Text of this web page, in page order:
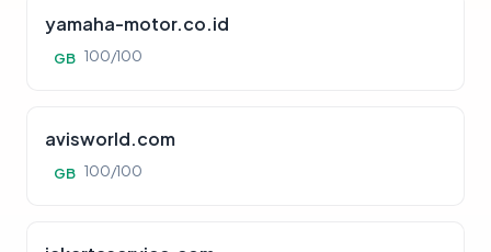
yamaha-motor.co.id
GB 100/100
avisworld.com
GB 100/100